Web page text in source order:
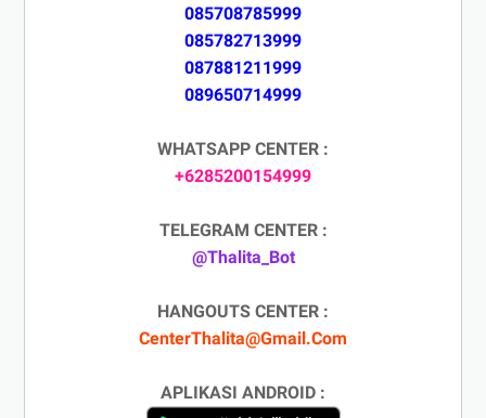
085708785999
085782713999
087881211999
089650714999
WHATSAPP CENTER :
+6285200154999
TELEGRAM CENTER :
@Thalita_Bot
HANGOUTS CENTER :
CenterThalita@Gmail.Com
APLIKASI ANDROID :